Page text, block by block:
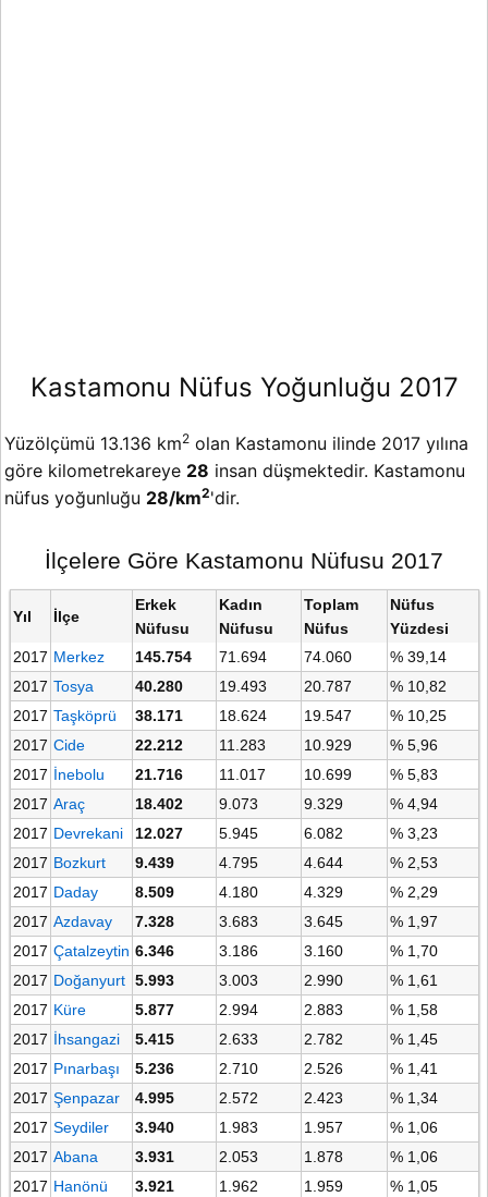
Kastamonu Nüfus Yoğunluğu 2017
Yüzölçümü 13.136 km2 olan Kastamonu ilinde 2017 yılına
göre kilometrekareye 28 insan düşmektedir. Kastamonu
nüfus yoğunluğu 28/km2'dir.
İlçelere Göre Kastamonu Nüfusu 2017
Yıl İlçe
Erkek
Nüfusu
Kadın
Nüfusu
Toplam
Nüfus
Nüfus
Yüzdesi
2017 Merkez 145.754 71.694 74.060
% 39,14
2017 Tosya 40.280 19.493 20.787
% 10,82
2017 Taşköprü 38.171 18.624 19.547
% 10,25
2017 Cide 22.212 11.283 10.929
% 5,96
2017 İnebolu 21.716 11.017 10.699
% 5,83
2017 Araç 18.402 9.073 9.329
% 4,94
2017 Devrekani 12.027 5.945 6.082
% 3,23
2017 Bozkurt 9.439 4.795 4.644
% 2,53
2017 Daday 8.509 4.180 4.329
% 2,29
2017 Azdavay 7.328 3.683 3.645
% 1,97
2017 Çatalzeytin 6.346 3.186 3.160
% 1,70
2017 Doğanyurt 5.993 3.003 2.990
% 1,61
2017 Küre 5.877 2.994 2.883
% 1,58
2017 İhsangazi 5.415 2.633 2.782
% 1,45
2017 Pınarbaşı 5.236 2.710 2.526
% 1,41
2017 Şenpazar 4.995 2.572 2.423
% 1,34
2017 Seydiler 3.940 1.983 1.957
% 1,06
2017 Abana 3.931 2.053 1.878
% 1,06
2017 Hanönü 3.921 1.962 1.959
% 1,05